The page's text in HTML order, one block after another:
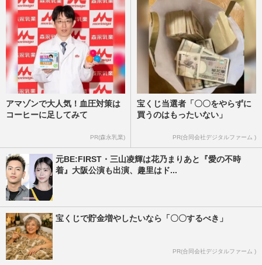
アマゾンで大人気！血圧対策は
コーヒーに足してみて
PR(森永乳業)
宝くじ当選者「〇〇をやらずに
買うのはもったいない」
PR(合同会社デジタルファーム )
元BE:FIRST・三山凌輝は花乃まりあと『愛の不時
着』大阪公演も出演、趣里はド...
宝くじで貯金増やしたいなら「〇〇するべき」
PR(合同会社デジタルファーム )